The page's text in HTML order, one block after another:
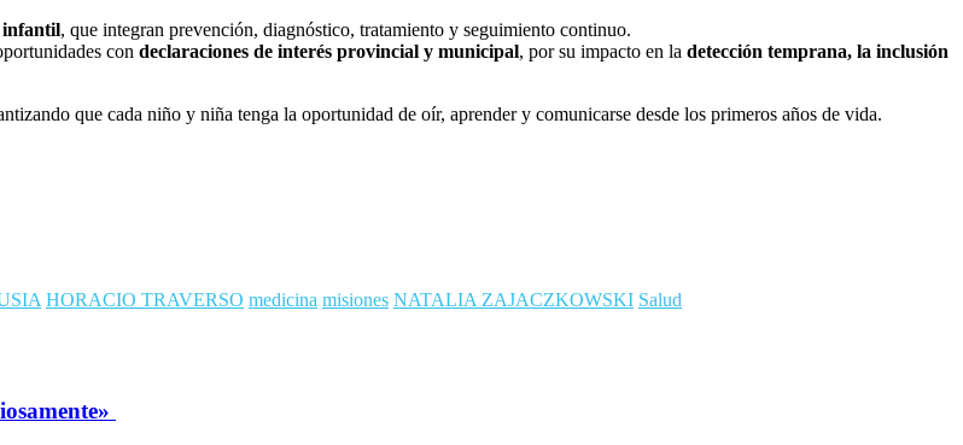
infantil, que integran prevención, diagnóstico, tratamiento y seguimiento continuo.
con declaraciones de interés provincial y municipal, por su impacto en la detección temprana, la inclusión
que cada niño y niña tenga la oportunidad de oír, aprender y comunicarse desde los primeros años de vida.
HORACIO TRAVERSO medicina misiones NATALIA ZAJACZKOWSKI Salud